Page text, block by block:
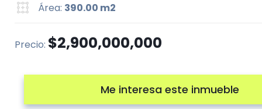
Área: 390.00 m2
Precio: $2,900,000,000
Me interesa este inmueble